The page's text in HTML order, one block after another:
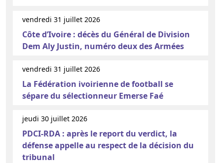
vendredi 31 juillet 2026
Côte d’Ivoire : décès du Général de Division
Dem Aly Justin, numéro deux des Armées
vendredi 31 juillet 2026
La Fédération ivoirienne de football se
sépare du sélectionneur Emerse Faé
jeudi 30 juillet 2026
PDCI-RDA : après le report du verdict, la
défense appelle au respect de la décision du
tribunal